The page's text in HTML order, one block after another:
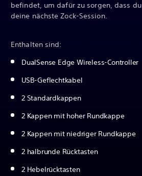
befindet, um dafür zu sorgen, dass
deine nächste Zock-Session.
Enthalten sind:
DualSense Edge Wireless-Controller
USB-Geflechtkabel
2 Standardkappen
2 Kappen mit hoher Rundkappe
2 Kappen mit niedriger Rundkappe
2 halbrunde Rücktasten
2 Hebelrücktasten